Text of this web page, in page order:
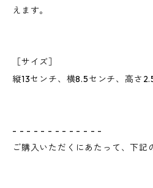
えます。
［サイズ］
縦13センチ、横8.5センチ、高さ
- - - - - - - - - - - - -
ご購入いただくにあたって、下記